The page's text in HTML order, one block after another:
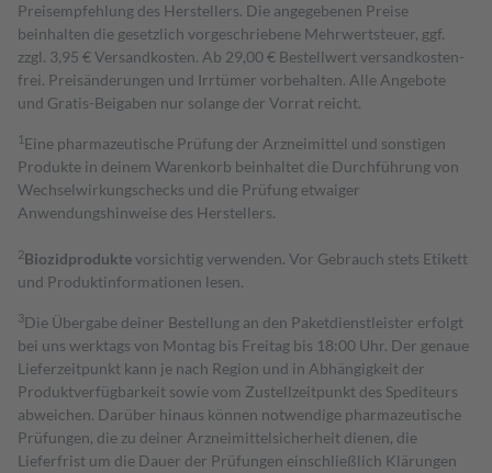
Preisempfehlung des Herstellers. Die angegebenen Preise
beinhalten die gesetzlich vorgeschriebene Mehrwertsteuer, ggf.
zzgl. 3,95 € Versandkosten. Ab 29,00 € Bestell­wert versand­kosten­
frei. Preisänderungen und Irrtümer vorbehalten. Alle Angebote
und Gratis-Beigaben nur solange der Vorrat reicht.
1 Eine pharmazeutische Prüfung der Arzneimittel und sonstigen
Produkte in deinem Warenkorb beinhaltet die Durchführung von
Wechselwirkungschecks und die Prüfung etwaiger
Anwendungshinweise des Herstellers.
2Biozidproduktevorsichtig verwenden. Vor Gebrauch stets Etikett
und Produktinformationen lesen.
3Die Übergabe deiner Bestellung an den Paketdienstleister erfolgt
bei uns werktags von Montag bis Freitag bis 18:00 Uhr. Der genaue
Lieferzeitpunkt kann je nach Region und in Abhängigkeit der
Produktverfügbarkeit sowie vom Zustellzeitpunkt des Spediteurs
abweichen. Darüber hinaus können notwendige pharmazeutische
Prüfungen, die zu deiner Arzneimittelsicherheit dienen, die
Lieferfrist um die Dauer der Prüfungen einschließlich Klärungen